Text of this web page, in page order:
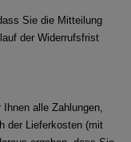
Sie die Mitteilung
der Widerrufsfrist
alle Zahlungen,
der Lieferkosten (mit